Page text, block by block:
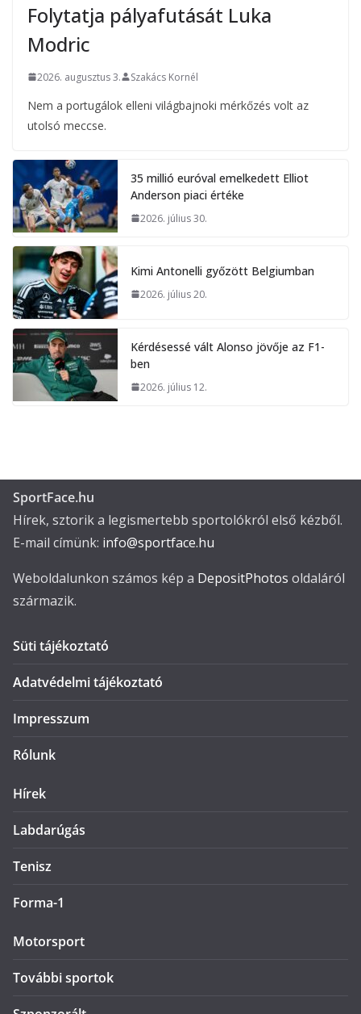
Folytatja pályafutását Luka
Modric
2026. augusztus 3. Szakács Kornél
Nem a portugálok elleni világbajnoki mérkőzés volt az
utolsó meccse.
35 millió euróval emelkedett Elliot
Anderson piaci értéke
2026. július 30.
Kimi Antonelli győzött Belgiumban
2026. július 20.
Kérdésessé vált Alonso jövője az F1-
ben
2026. július 12.
SportFace.hu
Hírek, sztorik a legismertebb sportolókról első kézből.
E-mail címünk: info@sportface.hu
Weboldalunkon számos kép a DepositPhotos oldaláról
származik.
Süti tájékoztató
Adatvédelmi tájékoztató
Impresszum
Rólunk
Hírek
Labdarúgás
Tenisz
Forma-1
Motorsport
További sportok